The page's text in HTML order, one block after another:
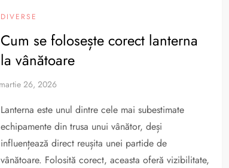
DIVERSE
Cum se folosește corect lanterna
la vânătoare
Lanterna este unul dintre cele mai subestimate
echipamente din trusa unui vânător, deși
influențează direct reușita unei partide de
vânătoare. Folosită corect, aceasta oferă vizibilitate,